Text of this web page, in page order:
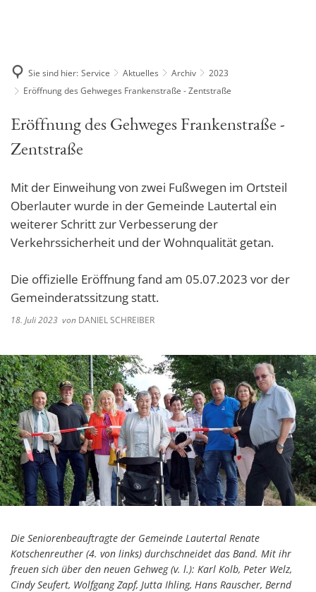
Bauhof
Ökologisches Bauen
Pflück-Mich-Bäume
Sturzfluten-Risikomanagement
Schule
Familien
Integration und
L-Taler GG
Gastronomie
Formulare, Anträge, Satzungen
Amtsblatt
Ortsteile und Historie
Service
Neues
Archiv
Stellenangebote/Ausschreibungen
Veranstaltungen Melden
Datenschutzerklärung
Impressum
Bankverbindung
Kommunalwahl 2020
Konsumverbot von Cannabis
Kommunalwahl 2026
Sie sind hier: Service Aktuelles Archiv
2023
Eröffnung des Gehweges Frankenstraße - Zentstraße
Eröffnung des Gehweges Frankenstraße -
Zentstraße
Mit der Einweihung von zwei Fußwegen im Ortsteil
Oberlauter wurde in der Gemeinde Lautertal ein
weiterer Schritt zur Verbesserung der
Verkehrssicherheit und der Wohnqualität getan.
Die offizielle Eröffnung fand am 05.07.2023 vor der
Gemeinderatssitzung statt.
18. Juli 2023 von DANIEL SCHREIBER
Die Seniorenbeauftragte der Gemeinde Lautertal Renate
Kotschenreuther (4. von links) durchschneidet das Band. Mit ihr
freuen sich über den neuen Gehweg (v. l.): Karl Kolb, Peter Welz,
Cindy Seufert, Wolfgang Zapf, Jutta Ihling, Hans Rauscher, Bernd